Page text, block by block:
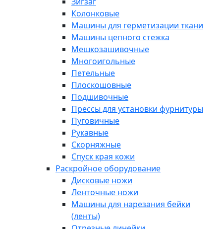
Колонковые
Машины для герметизации ткани
Машины цепного стежка
Мешкозашивочные
Многоигольные
Петельные
Плоскошовные
Подшивочные
Прессы для установки фурнитуры
Пуговичные
Рукавные
Скорняжные
Спуск края кожи
Раскройное оборудование
Дисковые ножи
Ленточные ножи
Машины для нарезания бейки
(ленты)